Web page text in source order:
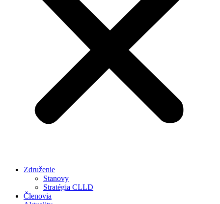
Združenie
Stanovy
Stratégia CLLD
Členovia